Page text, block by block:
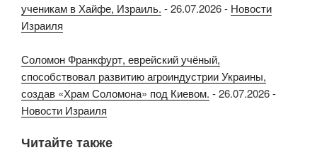
ученикам в Хайфе, Израиль. -26.07.2026- Новости
Израиля
Соломон Франкфурт, еврейский учёный,
способствовал развитию агроиндустрии Украины,
создав «Храм Соломона» под Киевом. -26.07.2026-
Новости Израиля
Читайте также